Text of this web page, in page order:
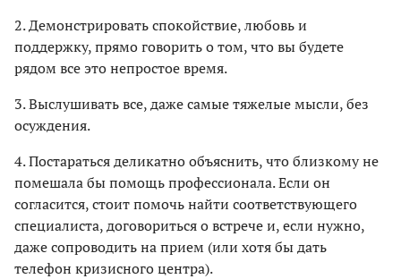
2. Демонстрировать спокойствие, любовь и
поддержку, прямо говорить о том, что вы будете
рядом все это непростое время.
3. Выслушивать все, даже самые тяжелые мысли, без
осуждения.
4. Постараться деликатно объяснить, что близкому не
помешала бы помощь профессионала. Если он
согласится, стоит помочь найти соответствующего
специалиста, договориться о встрече и, если нужно,
даже сопроводить на прием (или хотя бы дать
телефон кризисного центра).